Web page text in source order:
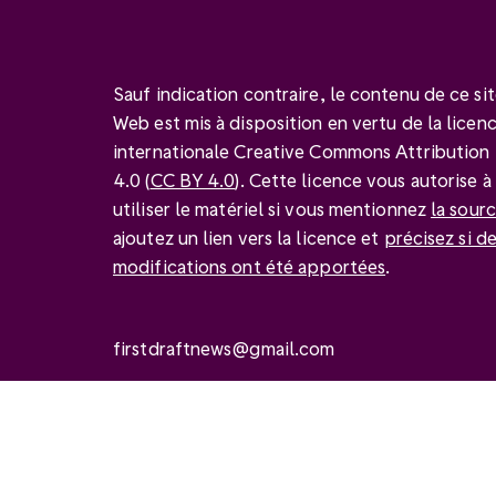
Sauf indication contraire, le contenu de ce
Web est mis à disposition en vertu de la
internationale Creative Commons Attribution
4.0 (CC BY 4.0). Cette licence vous autorise à
utiliser le matériel si vous mentionnez la
ajoutez un lien vers la licence et précisez si
modifications ont été apportées.
firstdraftnews@gmail.com